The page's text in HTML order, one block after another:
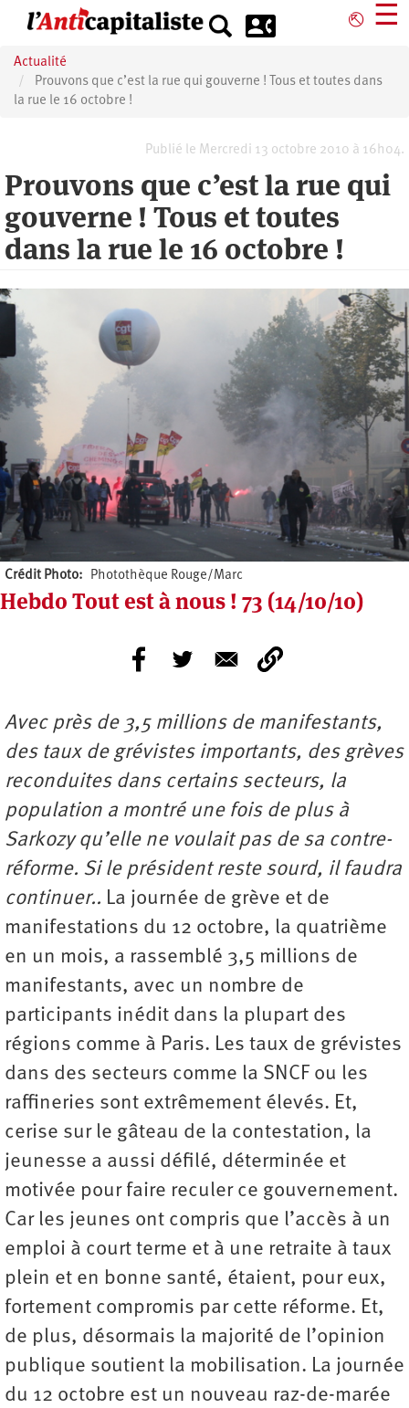
principal
⎋ ☰
Actualité
Prouvons que c’est la rue qui gouverne ! Tous et toutes dans
la rue le 16 octobre !
Publié le Mercredi 13 octobre 2010 à 16h04.
Prouvons que c’est la rue qui
gouverne ! Tous et toutes
dans la rue le 16 octobre !
Crédit Photo Photothèque Rouge/Marc
Hebdo Tout est à nous ! 73 (14/10/10)
Avec près de 3,5 millions de manifestants,
des taux de grévistes importants, des grèves
reconduites dans certains secteurs, la
population a montré une fois de plus à
Sarkozy qu’elle ne voulait pas de sa contre-
réforme. Si le président reste sourd, il faudra
continuer.. La journée de grève et de
manifestations du 12 octobre, la quatrième
en un mois, a rassemblé 3,5 millions de
manifestants, avec un nombre de
participants inédit dans la plupart des
régions comme à Paris. Les taux de grévistes
dans des secteurs comme la SNCF ou les
raffineries sont extrêmement élevés. Et,
cerise sur le gâteau de la contestation, la
jeunesse a aussi défilé, déterminée et
motivée pour faire reculer ce gouvernement.
Car les jeunes ont compris que l’accès à un
emploi à court terme et à une retraite à taux
plein et en bonne santé, étaient, pour eux,
fortement compromis par cette réforme. Et,
de plus, désormais la majorité de l’opinion
publique soutient la mobilisation. La journée
du 12 octobre est un nouveau raz-de-marée